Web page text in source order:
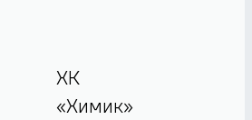
ХК
«Химик»